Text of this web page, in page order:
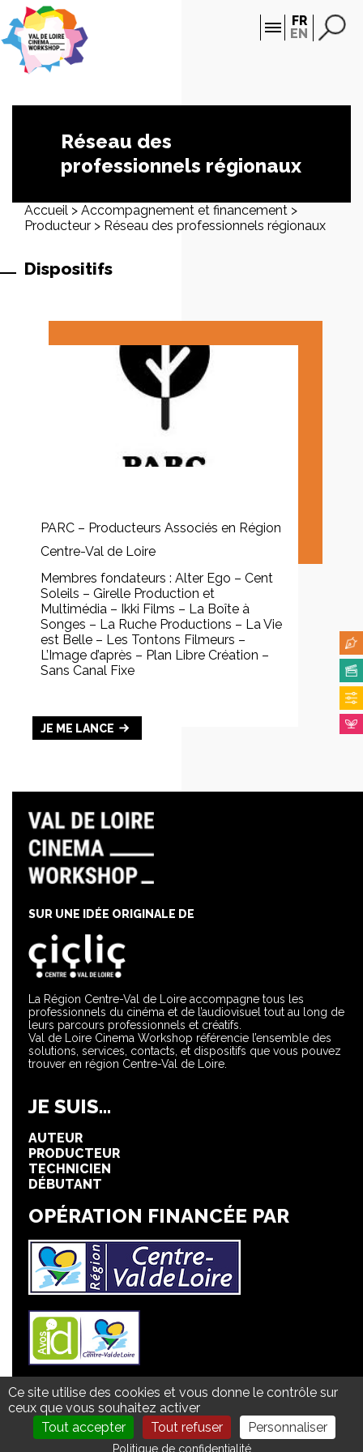
FR
EN
Réseau des
professionnels régionaux
Accueil > Accompagnement et financement >
Producteur > Réseau des professionnels régionaux
Dispositifs
PARC – Producteurs Associés en Région
Centre-Val de Loire
Membres fondateurs : Alter Ego – Cent
Soleils – Girelle Production et
Multimédia – Ikki Films – La Boîte à
Songes – La Ruche Productions – La Vie
est Belle – Les Tontons Filmeurs –
L’Image d’après – Plan Libre Création –
Sans Canal Fixe
JE ME LANCE
La Région Centre-Val de Loire accompagne tous les
professionnels du cinéma et de l’audiovisuel tout au long de
leurs parcours professionnels et créatifs.
Val de Loire Cinema Workshop référencie l’ensemble des
solutions, services, contacts, et dispositifs que vous pouvez
trouver en région Centre-Val de Loire.
SUR UNE IDÉE ORIGINALE DE
JE SUIS...
AUTEUR
PRODUCTEUR
TECHNICIEN
DÉBUTANT
OPÉRATION FINANCÉE PAR
Mentions légales
Politique de confidentialité
Plan du site
Panneau de gestion des cookies
Ce site utilise des cookies et vous donne le contrôle sur
ceux que vous souhaitez activer
Tout accepter
Tout refuser Personnaliser
Politique de confidentialité